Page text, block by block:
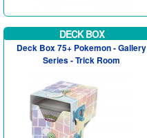
DECK BOX
Deck Box 75+ Pokemon - Gallery
Series - Trick Room